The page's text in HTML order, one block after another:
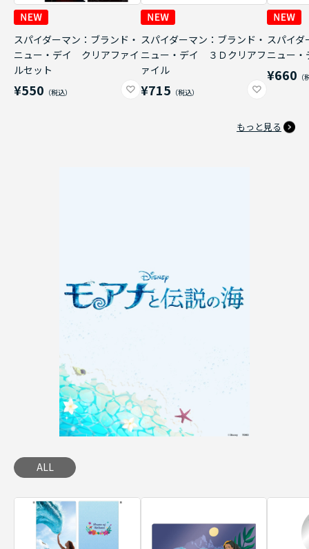
スパイダーマン：ブランド・
ニュー・デイ クリアファイ
ルセット
¥550
スパイダーマン：ブランド・
ニュー・デイ ３Ｄクリアフ
ァイル
¥715
スパイダ
ニュー
¥660
もっと見る
ALL